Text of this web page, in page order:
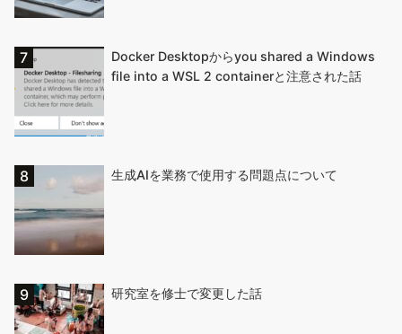
Docker Desktopからyou shared a Windows
file into a WSL 2 containerと注意された話
生成AIを業務で使用する問題点について
研究室を修士で変更した話